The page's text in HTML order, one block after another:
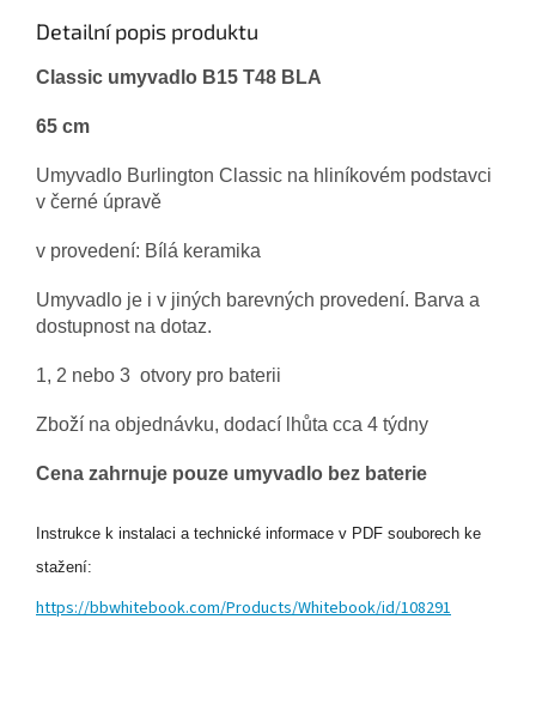
Detailní popis produktu
Classic umyvadlo B15 T48 BLA
65 cm
Umyvadlo Burlington Classic na hliníkovém podstavci
v černé úpravě
v provedení: Bílá keramika
Umyvadlo je i v jiných barevných provedení. Barva a
dostupnost na dotaz.
1, 2 nebo 3 otvory pro baterii
Zboží na objednávku, dodací lhůta cca 4 týdny
Cena zahrnuje pouze umyvadlo bez baterie
Instrukce k instalaci a technické informace v PDF souborech ke
stažení:
https://bbwhitebook.com/Products/Whitebook/id/108291